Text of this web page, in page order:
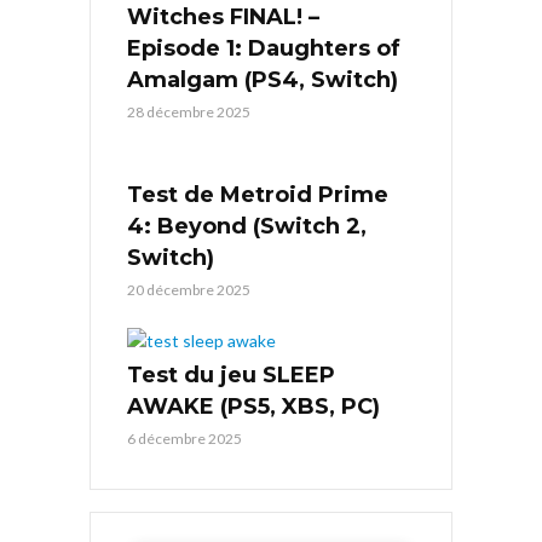
Witches FINAL! –
Episode 1: Daughters of
Amalgam (PS4, Switch)
28 décembre 2025
Test de Metroid Prime
4: Beyond (Switch 2,
Switch)
20 décembre 2025
Test du jeu SLEEP
AWAKE (PS5, XBS, PC)
6 décembre 2025